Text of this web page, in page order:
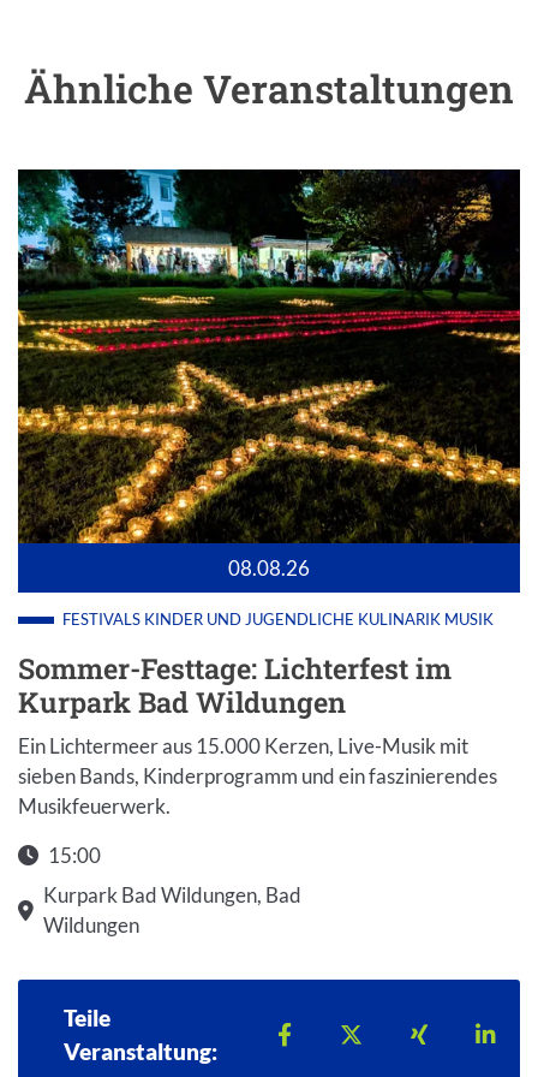
Ähnliche Veranstaltungen
08.08.26
FESTIVALS KINDER UND JUGENDLICHE KULINARIK MUSIK
Sommer-Festtage: Lichterfest im
Kurpark Bad Wildungen
Ein Lichtermeer aus 15.000 Kerzen, Live-Musik mit
sieben Bands, Kinderprogramm und ein faszinierendes
Musikfeuerwerk.
15:00
Kurpark Bad Wildungen, Bad
Wildungen
Teile
Veranstaltung:
Teilen auf Facebook
Teilen auf X
Teilen auf